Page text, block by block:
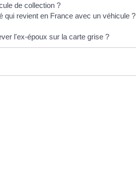
de collection ?
qui revient en France avec un véhicule ?
l'ex-époux sur la carte grise ?